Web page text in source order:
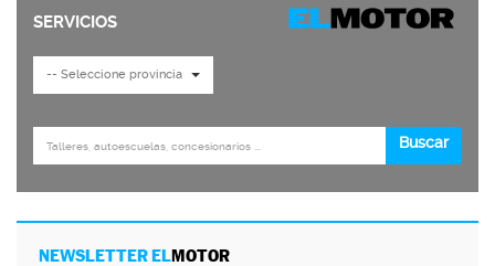
NEWSLETTER ELMOTOR